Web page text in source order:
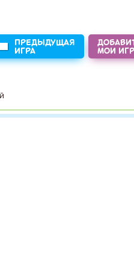
ПРЕДЫДУЩАЯ
ИГРА
МОИ